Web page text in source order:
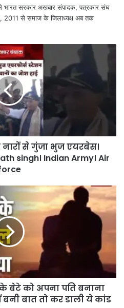
सरकार अखबार संपादक, पत्रकार संघ
2011 से समाज के जिलाध्यक्ष अब तक
से गुंजा भुज एयरबेस।
singh। Indian Army। Air
के बेटे को अपना पति बनाना
बात तो कर डाली ये कांड